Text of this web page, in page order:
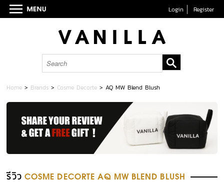
Login Register
Home > Brands > Cosme Decorte >AQ MW Blend Blush
รีวิว COSME DECORTE AQ MW BLEND BLUSH